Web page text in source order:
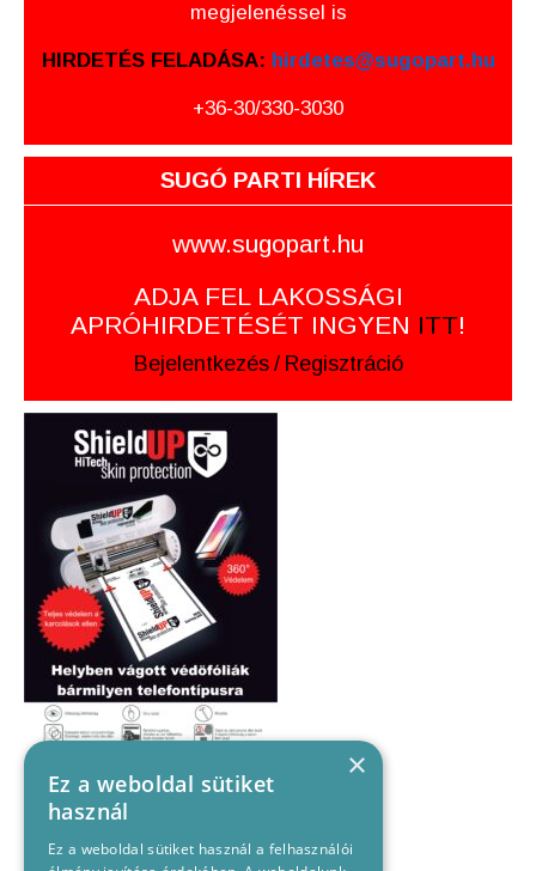
megjelenéssel is
HIRDETÉS FELADÁSA: hirdetes@sugopart.hu
+36-30/330-3030
SUGÓ PARTI HÍREK
www.sugopart.hu
ADJA FEL LAKOSSÁGI
APRÓHIRDETÉSÉT INGYEN ITT!
Bejelentkezés / Regisztráció
×
Ez a weboldal sütiket
használ
Ez a weboldal sütiket használ a felhasználói